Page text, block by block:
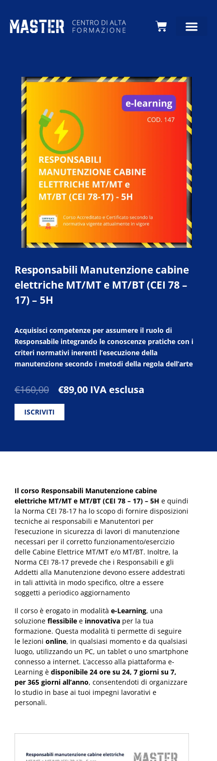
Carrello
Responsabili Manutenzione cabine
elettriche MT/MT e MT/BT (CEI 78 –
17) – 5H
Acquisisci competenze per assumere il ruolo di
Responsabile integrando le conoscenze pratiche con i
criteri normativi inerenti l’esecuzione della
manutenzione secondo i metodi della regola dell’arte
€160,00
Il
era:
€89,00IlIVA esclusa
ISCRIVITI
Il corso Responsabili Manutenzione cabine
elettriche MT/MT e MT/BT (CEI 78 – 17) – 5H e quindi
la Norma CEI 78-17 ha lo scopo di fornire disposizioni
tecniche ai responsabili e Manutentori per
l’esecuzione in sicurezza di lavori di manutenzione
necessari per il corretto funzionamento/esercizio
delle Cabine Elettrice MT/MT e/o MT/BT. Inoltre, la
Norma CEI 78-17 prevede che i Responsabili e gli
Addetti alla Manutenzione devono essere addestrati
in tali attività in modo specifico, oltre a essere
soggetti a periodico aggiornamento
Il corso è erogato in modalità e-Learning, una
soluzione flessibile e innovativa per la tua
formazione. Questa modalità ti permette di seguire
le lezioni online, in qualsiasi momento e da qualsiasi
luogo, utilizzando un PC, un tablet o uno smartphone
connesso a internet. L’accesso alla piattaforma e-
Learning è disponibile 24 ore su 24, 7 giorni su 7,
per 365 giorni all’anno, consentendoti di organizzare
lo studio in base ai tuoi impegni lavorativi e
personali.